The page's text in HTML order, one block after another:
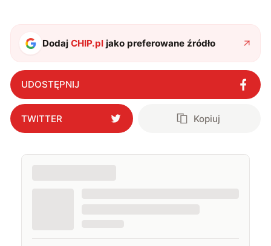
DodajCHIP.pl jako preferowane źródło
UDOSTĘPNIJ
TWITTER Kopiuj